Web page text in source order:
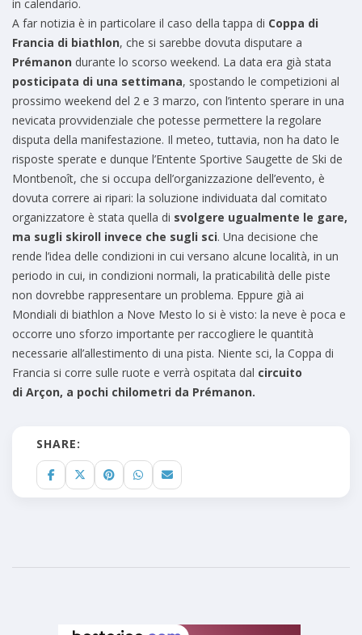
in calendario.
A far notizia è in particolare il caso della tappa di Coppa di
Francia di biathlon, che si sarebbe dovuta disputare a
Prémanon durante lo scorso weekend. La data era già stata
posticipata di una settimana, spostando le competizioni al
prossimo weekend del 2 e 3 marzo, con l’intento sperare in una
nevicata provvidenziale che potesse permettere la regolare
disputa della manifestazione. Il meteo, tuttavia, non ha dato le
risposte sperate e dunque l’Entente Sportive Saugette de Ski de
Montbenoît, che si occupa dell’organizzazione dell’evento, è
dovuta correre ai ripari: la soluzione individuata dal comitato
organizzatore è stata quella di svolgere ugualmente le gare,
ma sugli skiroll invece che sugli sci. Una decisione che
rende l’idea delle condizioni in cui versano alcune località, in un
periodo in cui, in condizioni normali, la praticabilità delle piste
non dovrebbe rappresentare un problema. Eppure già ai
Mondiali di biathlon a Nove Mesto lo si è visto: la neve è poca e
occorre uno sforzo importante per raccogliere le quantità
necessarie all’allestimento di una pista. Niente sci, la Coppa di
Francia si corre sulle ruote e verrà ospitata dal circuito
di Arçon, a pochi chilometri da Prémanon.
SHARE: